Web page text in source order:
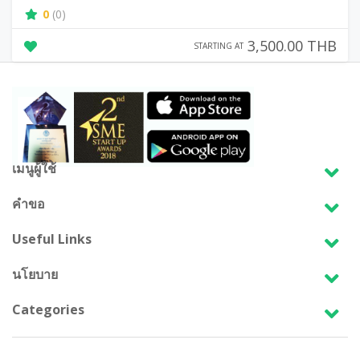
0 (0)
STARTING AT 3,500.00 THB
เมนูผู้ใช้
คำขอ
Useful Links
นโยบาย
Categories